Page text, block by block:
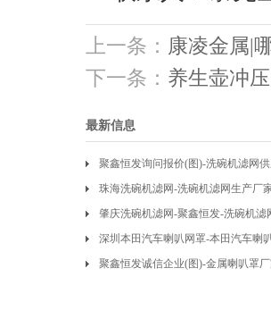
上一条： 康凌金属|
下一条： 养生壶冲
最新信息
聚鑫恒发询问报价(图)-洗碗机滤网
珠海洗碗机滤网-洗碗机滤网生产厂
图)
肇庆洗碗机滤网-聚鑫恒发-洗碗机滤
深圳本田汽车喇叭网罩-本田汽车喇
聚鑫恒发诚信企业(图)-金属喇叭罩